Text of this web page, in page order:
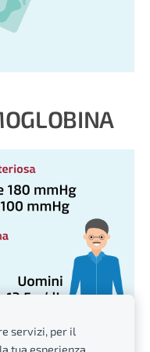
servizi, per il
tua esperienza.